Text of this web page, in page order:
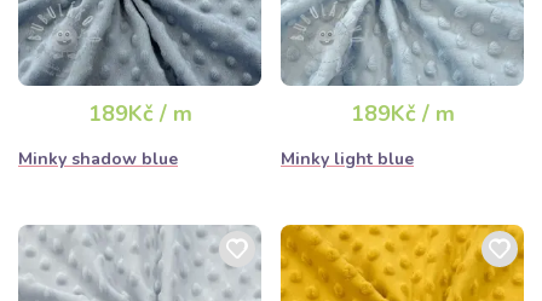
189Kč / m
Minky shadow blue
189Kč / m
Minky light blue